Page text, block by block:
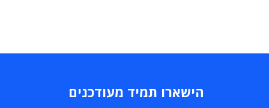
הישארו תמיד מעודכנים